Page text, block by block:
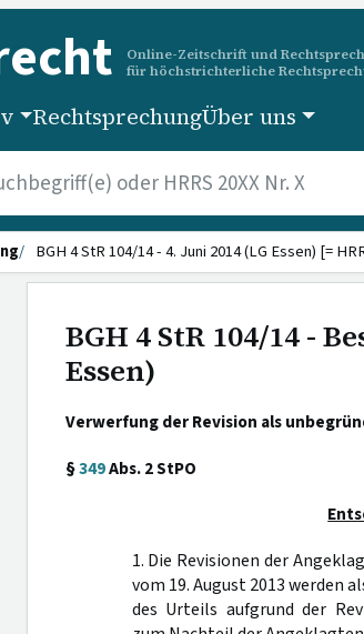
Online-Zeitschrift und
für höchstrichterliche
RechtsprechungÜber uns
BGH 4 StR 104/14 - 4. Juni 2014 (LG Essen) [=
BGH 4 StR 104/14 -
Essen)
Verwerfung der Revision als
§349Abs. 2 StPO
1. Die Revisionen der
vom 19. August 2013 werden
des Urteils aufgrund der